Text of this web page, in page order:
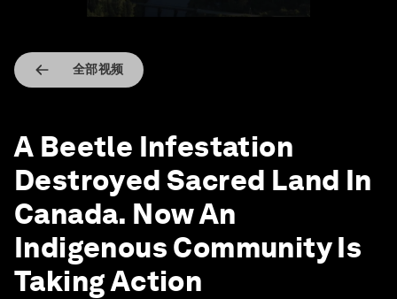
全部视频
A Beetle Infestation
Destroyed Sacred Land In
Canada. Now An
Indigenous Community Is
Taking Action